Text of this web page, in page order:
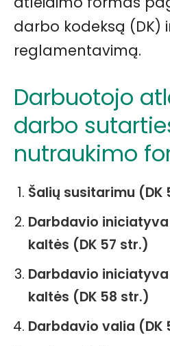
darbo kodeksą (DK)
reglamentavimą.
Darbuotojo
darbo
nutraukimo
Šalių susitarimu (DK
Darbdavio
kaltės (DK 57 str.)
Darbdavio
kaltės (DK 58 str.)
Darbdavio valia (DK